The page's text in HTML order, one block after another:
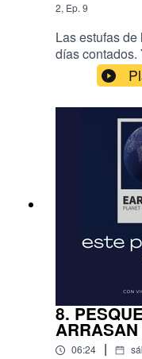
2, Ep. 9
Las estufas
días contados.
de lo que
y liberan
permitirnos y
eléctricas que
aunque su
8.
06:24 |